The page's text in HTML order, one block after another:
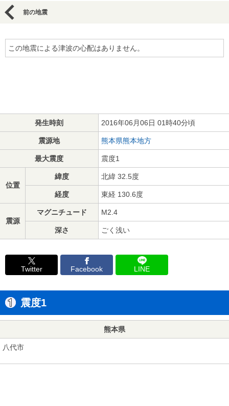
前の地震
この地震による津波の心配はありません。
発生時刻 2016年06月06日 01時40分頃
震源地 熊本県熊本地方
最大震度 震度1
位置
緯度 北緯 32.5度
経度 東経 130.6度
震源
マグニチュード M2.4
深さ ごく浅い
Twitter Facebook LINE
震度1
熊本県
八代市